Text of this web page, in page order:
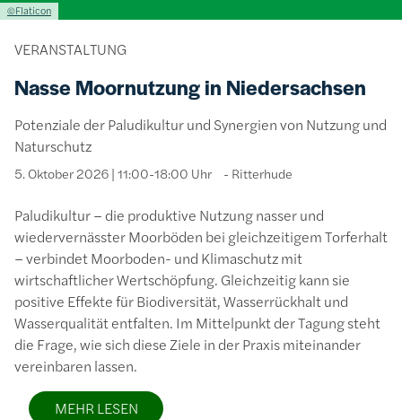
Lizenzinformationen einschließlich Urheberrecht
©Flaticon
VERANSTALTUNG
Nasse Moornutzung in Niedersachsen
Potenziale der Paludikultur und Synergien von Nutzung und
Naturschutz
5. Oktober 2026 | 11:00-18:00 Uhr Ritterhude
Paludikultur – die produktive Nutzung nasser und
wiedervernässter Moorböden bei gleichzeitigem Torferhalt
– verbindet Moorboden- und Klimaschutz mit
wirtschaftlicher Wertschöpfung. Gleichzeitig kann sie
positive Effekte für Biodiversität, Wasserrückhalt und
Wasserqualität entfalten. Im Mittelpunkt der Tagung steht
die Frage, wie sich diese Ziele in der Praxis miteinander
vereinbaren lassen.
MEHR LESEN